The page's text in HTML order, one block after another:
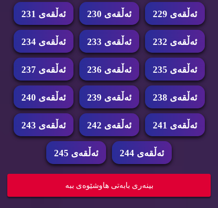
ئه‌ڵقه‌ی 229 ئه‌ڵقه‌ی 230 ئه‌ڵقه‌ی 231
ئه‌ڵقه‌ی 232 ئه‌ڵقه‌ی 233 ئه‌ڵقه‌ی 234
ئه‌ڵقه‌ی 235 ئه‌ڵقه‌ی 236 ئه‌ڵقه‌ی 237
ئه‌ڵقه‌ی 238 ئه‌ڵقه‌ی 239 ئه‌ڵقه‌ی 240
ئه‌ڵقه‌ی 241 ئه‌ڵقه‌ی 242 ئه‌ڵقه‌ی 243
ئه‌ڵقه‌ی 244 ئه‌ڵقه‌ی 245
بینه‌ری بابه‌تی هاوشێوه‌ی ببه‌
درامای بوکی تازە ئەڵقەی 240 buki taza